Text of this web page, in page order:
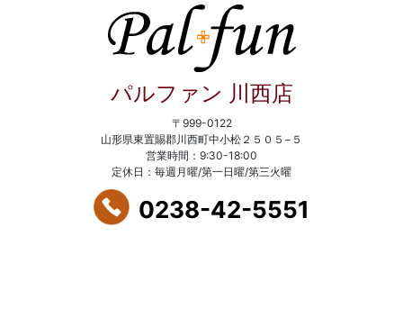
パルファン 川西店
〒999-0122
山形県東置賜郡川西町中小松２５０５−５
営業時間：9:30-18:00
定休日：毎週月曜/第一日曜/第三火曜
0238-42-5551